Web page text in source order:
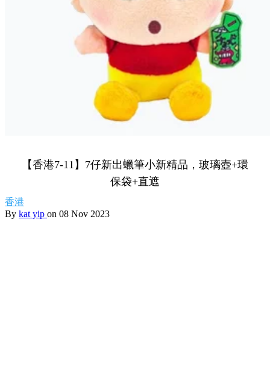
【香港7-11】7仔新出蠟筆小新精品，玻璃壺+環
保袋+直遮
香港
By kat yip on 08 Nov 2023